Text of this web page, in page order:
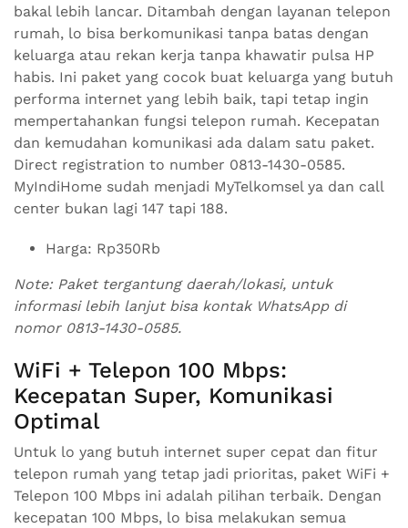
bakal lebih lancar. Ditambah dengan layanan telepon
rumah, lo bisa berkomunikasi tanpa batas dengan
keluarga atau rekan kerja tanpa khawatir pulsa HP
habis. Ini paket yang cocok buat keluarga yang butuh
performa internet yang lebih baik, tapi tetap ingin
mempertahankan fungsi telepon rumah. Kecepatan
dan kemudahan komunikasi ada dalam satu paket.
Direct registration to number 0813-1430-0585.
MyIndiHome sudah menjadi MyTelkomsel ya dan call
center bukan lagi 147 tapi 188.
Harga: Rp350Rb
Note: Paket tergantung daerah/lokasi, untuk
informasi lebih lanjut bisa kontak WhatsApp di
nomor 0813-1430-0585.
WiFi + Telepon 100 Mbps:
Kecepatan Super, Komunikasi
Optimal
Untuk lo yang butuh internet super cepat dan fitur
telepon rumah yang tetap jadi prioritas, paket WiFi +
Telepon 100 Mbps ini adalah pilihan terbaik. Dengan
kecepatan 100 Mbps, lo bisa melakukan semua